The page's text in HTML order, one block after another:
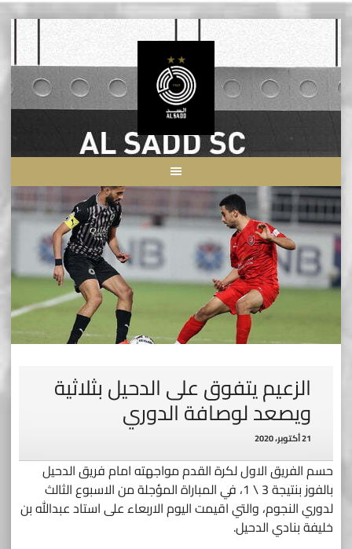
content
الزعيم يتفوق على الدحيل بثلاثية
ويصعد لوصافة الدوري
21 أكتوبر، 2020
حسم الفريق الاول لكرة القدم مواجهته امام فريق الدحيل
بالفوز بنتيجة 3 \ 1، في المباراة المؤجلة من الاسبوع الثالث
لدوري النجوم، والتي اقيمت اليوم الاربعاء على استاد عبدالله بن
خليفة بنادي الدحيل.